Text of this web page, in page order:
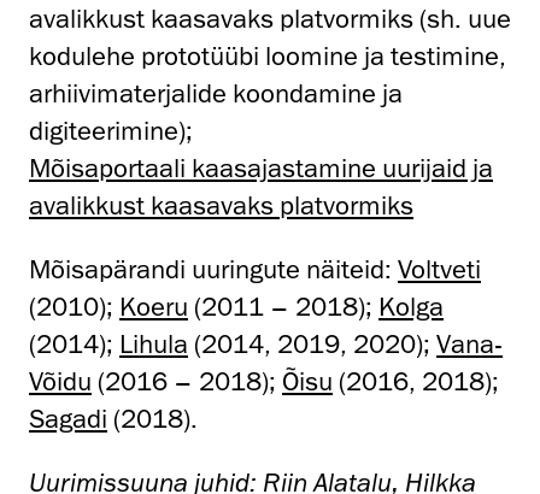
avalikkust kaasavaks platvormiks (sh. uue
kodulehe prototüübi loomine ja testimine,
arhiivimaterjalide koondamine ja
digiteerimine);
Mõisaportaali kaasajastamine uurijaid ja
avalikkust kaasavaks platvormiks
Mõisapärandi uuringute näiteid: Voltveti
(2010); Koeru (2011 – 2018); Kolga
(2014); Lihula (2014, 2019, 2020); Vana-
Võidu (2016 – 2018); Õisu (2016, 2018);
Sagadi (2018).
Uurimissuuna juhid: Riin Alatalu, Hilkka